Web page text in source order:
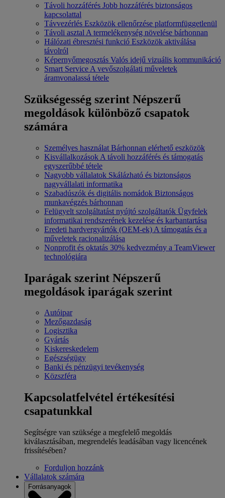
Távoli hozzáférés Jobb hozzáférés biztonságos
kapcsolattal
Távvezérlés Eszközök ellenőrzése platformfüggetlenül
Távoli asztal A termelékenység növelése bárhonnan
Hálózati ébresztési funkció Eszközök aktiválása
távolról
Képernyőmegosztás Valós idejű vizuális kommunikáció
Smart Service A vevőszolgálati műveletek
áramvonalassá tétele
Szükségesség szerint Népszerű
megoldások különböző csapatok
számára
Személyes használat Bárhonnan elérhető eszközök
Kisvállalkozások A távoli hozzáférés és támogatás
egyszerűbbé tétele
Nagyobb vállalatok Skálázható és biztonságos
nagyvállalati informatika
Szabadúszók és digitális nomádok Biztonságos
munkavégzés bárhonnan
Felügyelt szolgáltatást nyújtó szolgáltatók Ügyfelek
informatikai rendszerének kezelése és karbantartása
Eredeti hardvergyártók (OEM-ek) A támogatás és a
műveletek racionalizálása
Nonprofit és oktatás 30% kedvezmény a TeamViewer
technológiára
Iparágak szerint Népszerű
megoldások iparágak szerint
Autóipar
Mezőgazdaság
Logisztika
Gyártás
Kiskereskedelem
Egészségügy
Banki és pénzügyi tevékenység
Közszféra
Kapcsolatfelvétel értékesítési
csapatunkkal
Segítségre van szüksége a megfelelő megoldás
kiválasztásában, megrendelés leadásában vagy licencének
frissítésében?
Forduljon hozzánk
Vállalatok számára
Forrásanyagok